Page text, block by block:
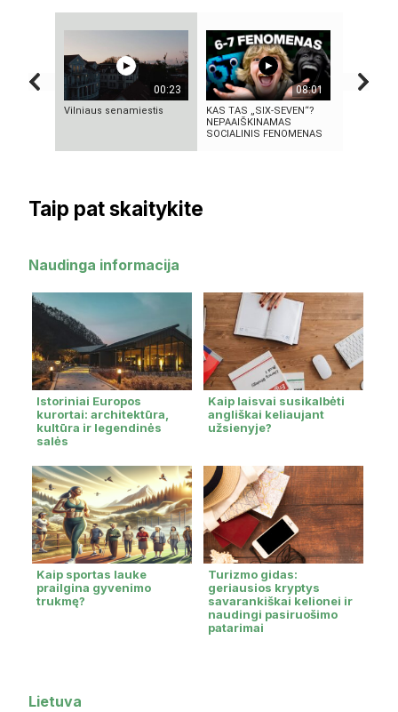
00:23
Vilniaus senamiestis
08:01
KAS TAS „SIX-SEVEN“?
NEPAAIŠKINAMAS
SOCIALINIS FENOMENAS
Taip pat skaitykite
Naudinga informacija
Istoriniai Europos
kurortai: architektūra,
kultūra ir legendinės
salės
Kaip laisvai susikalbėti
angliškai keliaujant
užsienyje?
Kaip sportas lauke
prailgina gyvenimo
trukmę?
Turizmo gidas:
geriausios kryptys
savarankiškai kelionei ir
naudingi pasiruošimo
patarimai
Lietuva